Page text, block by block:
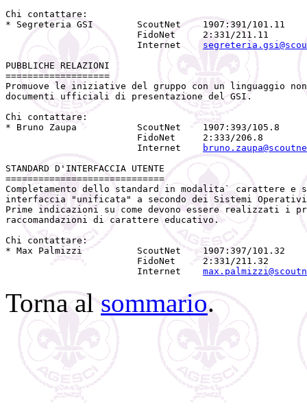
Chi contattare:
* Segreteria GSI        ScoutNet    1907:391/101.11
                        FidoNet     2:331/211.11
                        Internet
PUBBLICHE RELAZIONI
===================
Promuove le iniziative del gruppo con un linguaggio
documenti ufficiali di presentazione del GSI.
Chi contattare:
* Bruno Zaupa           ScoutNet    1907:393/105.8
                        FidoNet     2:333/206.8
                        Internet
STANDARD D'INTERFACCIA UTENTE
=============================
Completamento dello standard in modalita` carattere e
interfaccia "unificata" a secondo dei Sistemi
Prime indicazioni su come devono essere realizzati i
raccomandazioni di carattere educativo.
Chi contattare:
* Max Palmizzi          ScoutNet    1907:397/101.32
                        FidoNet     2:331/211.32
                        Internet
Torna al sommario.